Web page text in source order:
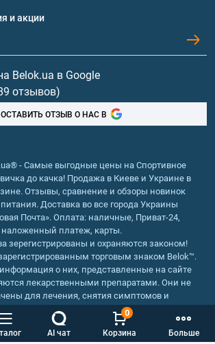
AI чат Корзина
0
Больше
кислоты
и акции
Belok.ua в Google
отзывов)
ОСТАВИТЬ ОТЗЫВ О НАС В
- Самые выгодные цены на Спортивное
до качка! Продажа в Киеве и Украине в
Отзывы, сравнение и обзоры новинок
Доставка во все города Украины
Почта». Оплата: наличные, Приват-24,
наложенный платеж, карты.
зерегистрированы и охраняются законом!
торговым знаком Belok™.
о них, представленные на сайте
лекарственными препаратами. Они не
для лечения, снятия симптомов и
предотвращения болезней.
Belok.ua
››Интернет магазин спортивного
питания